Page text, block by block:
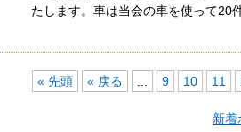
たします。車は当会の車を使って
« 先頭 « 戻る 9 10 11
新着